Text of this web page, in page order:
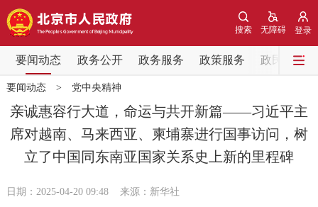
登录
无障碍
搜索
要闻动态 政务公开 政务服务 政策服务 政民互动
要闻动态
党中央精神
北京要闻 会议信息 部门动态
要闻动态> 党中央精神
亲诚惠容行大道，命运与共开新篇——习近平主
席对越南、马来西亚、柬埔寨进行国事访问，树
立了中国同东南亚国家关系史上新的里程碑
日期：2025-04-20 09:48 来源：新华社